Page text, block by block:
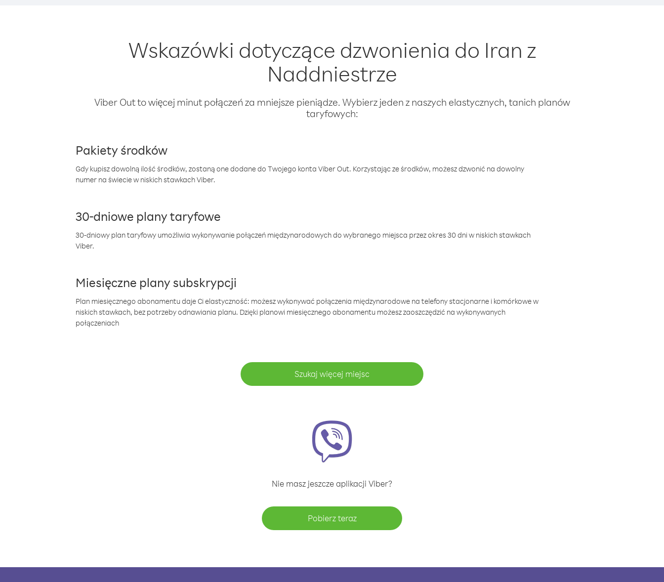
Wskazówki dotyczące dzwonienia do Iran z
Naddniestrze
Viber Out to więcej minut połączeń za mniejsze pieniądze. Wybierz jeden z naszych elastycznych, tanich planów
taryfowych:
Pakiety środków
Gdy kupisz dowolną ilość środków, zostaną one dodane do Twojego konta Viber Out. Korzystając ze środków, możesz dzwonić na dowolny
numer na świecie w niskich stawkach Viber.
30-dniowe plany taryfowe
30-dniowy plan taryfowy umożliwia wykonywanie połączeń międzynarodowych do wybranego miejsca przez okres 30 dni w niskich stawkach
Viber.
Miesięczne plany subskrypcji
Plan miesięcznego abonamentu daje Ci elastyczność: możesz wykonywać połączenia międzynarodowe na telefony stacjonarne i komórkowe w
niskich stawkach, bez potrzeby odnawiania planu. Dzięki planowi miesięcznego abonamentu możesz zaoszczędzić na wykonywanych
połączeniach
Szukaj więcej miejsc
Nie masz jeszcze aplikacji Viber?
Pobierz teraz